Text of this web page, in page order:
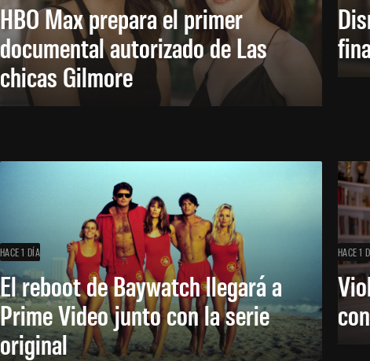
HBO Max prepara el primer
documental autorizado de Las
chicas Gilmore
HACE 1 DÍA
El reboot de Baywatch llegará a
Prime Video junto con la serie
original
HACE 1